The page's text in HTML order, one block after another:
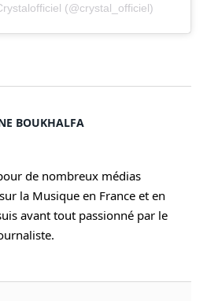
(@crystal_officiel)
BOUKHALFA
de nombreux médias
la Musique en France et en
avant tout passionné par le